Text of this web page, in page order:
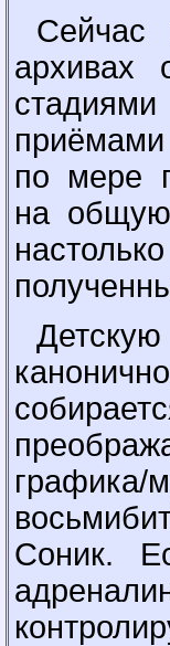
архивах
по мере
на
Соник.